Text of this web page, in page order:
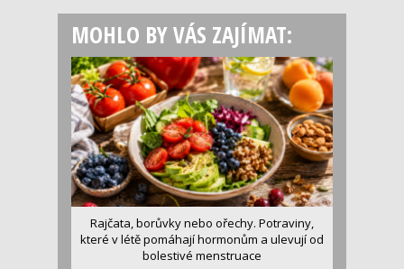
MOHLO BY VÁS ZAJÍMAT:
Rajčata, borůvky nebo ořechy. Potraviny,
které v létě pomáhají hormonům a ulevují od
bolestivé menstruace